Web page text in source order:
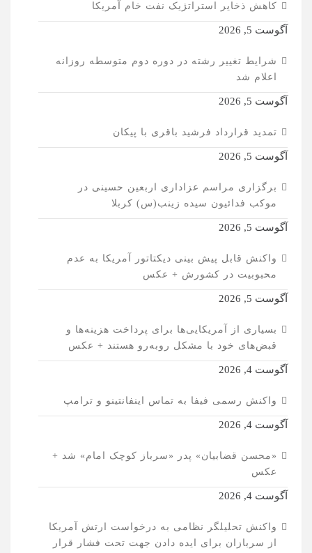
کاهش ذخایر استراتژیک نفت خام آمریکا
آگوست 5, 2026
شرایط تغییر رشته در دوره دوم متوسطه روزانه
اعلام شد
آگوست 5, 2026
تمدید قرارداد فرشید باقری با پیکان
آگوست 5, 2026
برگزاری مراسم عزاداری اربعین حسینی در
موکب فدائیون سیده زینب(س) کربلا
آگوست 5, 2026
واکنش قابل پیش بینی دیکتاتور آمریکا به عدم
محبوبیت در کشورش + عکس
آگوست 5, 2026
بسیاری از آمریکایی‌ها برای پرداخت هزینه‌ها و
قبض‌های خود با مشکل روبه‌رو هستند + عکس
آگوست 4, 2026
واکنش رسمی فیفا به تماس اینفانتینو و ترامپ
آگوست 4, 2026
«محسن قضابیان» پدر «سرباز کوچک امام» شد +
عکس
آگوست 4, 2026
واکنش تحلیلگر نظامی به درخواست ارتش آمریکا
از سربازان برای ایده دادن جهت تحت فشار قرار